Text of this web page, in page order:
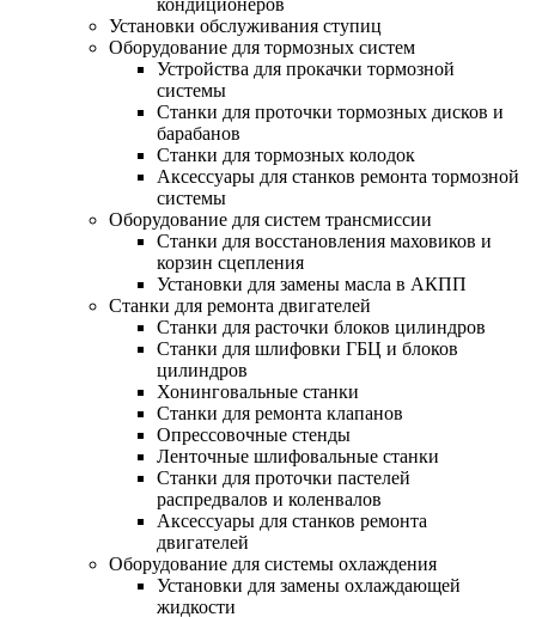
кондиционеров
Установки обслуживания ступиц
Оборудование для тормозных систем
Устройства для прокачки тормозной
системы
Станки для проточки тормозных дисков и
барабанов
Станки для тормозных колодок
Аксессуары для станков ремонта тормозной
системы
Оборудование для систем трансмиссии
Станки для восстановления маховиков и
корзин сцепления
Установки для замены масла в АКПП
Станки для ремонта двигателей
Станки для расточки блоков цилиндров
Станки для шлифовки ГБЦ и блоков
цилиндров
Хонинговальные станки
Станки для ремонта клапанов
Опрессовочные стенды
Ленточные шлифовальные станки
Станки для проточки пастелей
распредвалов и коленвалов
Аксессуары для станков ремонта
двигателей
Оборудование для системы охлаждения
Установки для замены охлаждающей
жидкости